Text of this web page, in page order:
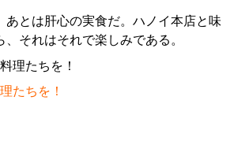
あとは肝心の実食だ。ハノイ本店と味
それはそれで楽しみである。
たちを！